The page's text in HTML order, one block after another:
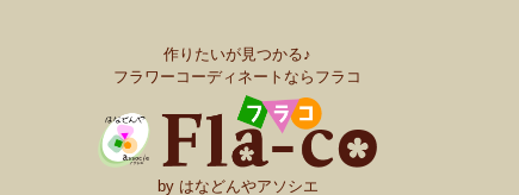
作りたいが見つかる♪
フラワーコーディネートならフラコ
by はなどんやアソシエ